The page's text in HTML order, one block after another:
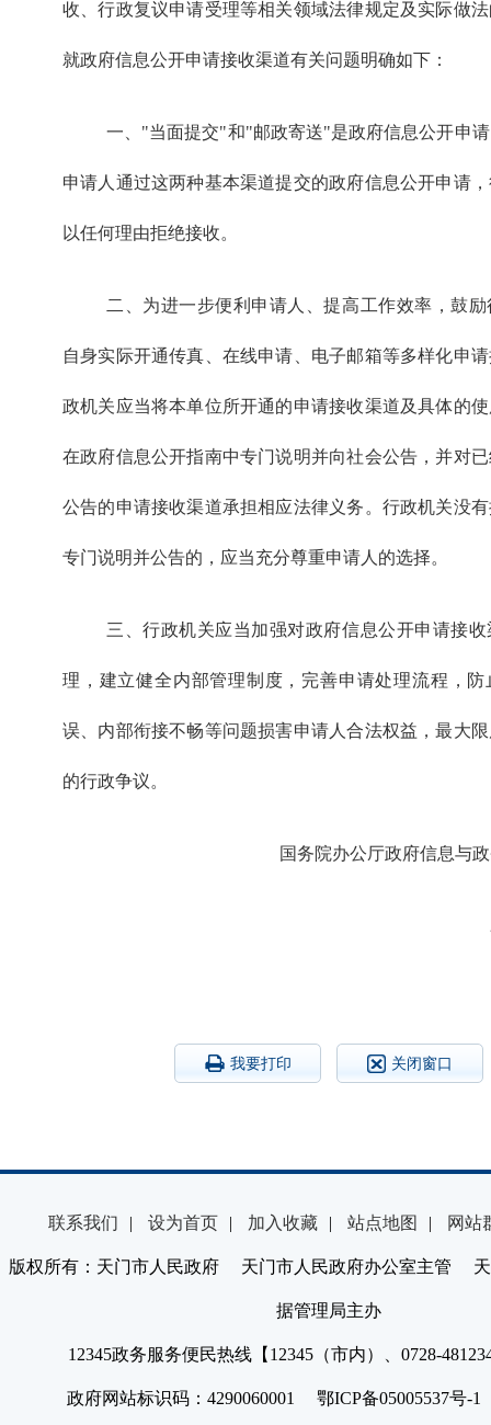
收、行政复议申请受理等相关领域法律规定及实际做
就政府信息公开申请接收渠道有关问题明确如下：
一、"当面提交"和"邮政寄送"是政府信息公开申
申请人通过这两种基本渠道提交的政府信息公开申请
以任何理由拒绝接收。
二、为进一步便利申请人、提高工作效率，鼓
自身实际开通传真、在线申请、电子邮箱等多样化申
政机关应当将本单位所开通的申请接收渠道及具体的
在政府信息公开指南中专门说明并向社会公告，并对
公告的申请接收渠道承担相应法律义务。行政机关没
专门说明并公告的，应当充分尊重申请人的选择。
三、行政机关应当加强对政府信息公开申请接
理，建立健全内部管理制度，完善申请处理流程，防
误、内部衔接不畅等问题损害申请人合法权益，最大
的行政争议。
国务院办公厅政府信息与
我要打印 关闭窗口
联系我们 | 设为首页 | 加入收藏 | 站点地图 | 网站
版权所有：天门市人民政府 天门市人民政府办公室主管 天
据管理局主办
12345政务服务便民热线【12345（市内）、0728-
政府网站标识码：4290060001 鄂ICP备05005537号